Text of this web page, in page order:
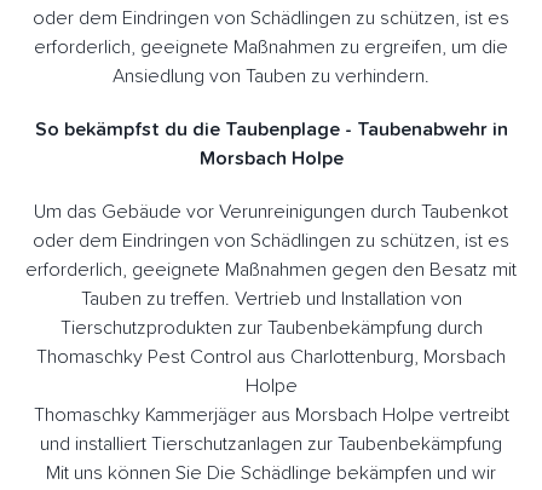
oder dem Eindringen von Schädlingen zu schützen, ist es
erforderlich, geeignete Maßnahmen zu ergreifen, um die
Ansiedlung von Tauben zu verhindern.
So bekämpfst du die Taubenplage - Taubenabwehr in
Morsbach Holpe
Um das Gebäude vor Verunreinigungen durch Taubenkot
oder dem Eindringen von Schädlingen zu schützen, ist es
erforderlich, geeignete Maßnahmen gegen den Besatz mit
Tauben zu treffen. Vertrieb und Installation von
Tierschutzprodukten zur Taubenbekämpfung durch
Thomaschky Pest Control aus Charlottenburg, Morsbach
Holpe
Thomaschky Kammerjäger aus Morsbach Holpe vertreibt
und installiert Tierschutzanlagen zur Taubenbekämpfung
Mit uns können Sie Die Schädlinge bekämpfen und wir